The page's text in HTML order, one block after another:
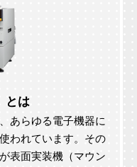
とは
あらゆる電子機器に
われています。その
表面実装機（マウン